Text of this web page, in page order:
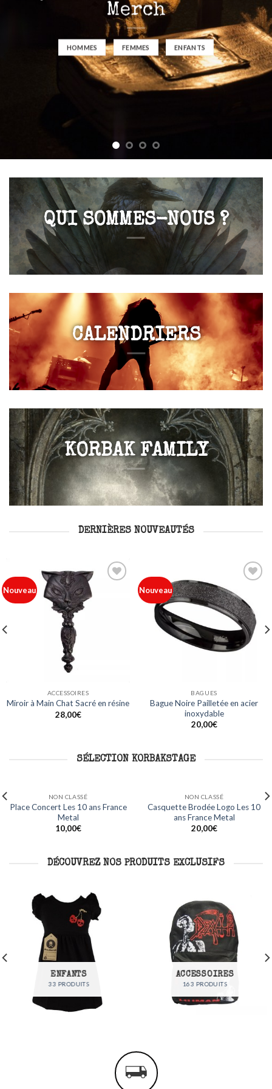
Merch
HOMMES FEMMES ENFANTS
QUI SOMMES-NOUS ?
CALENDRIERS
KORBAK FAMILY
DERNIÈRES NOUVEAUTÉS
Nouveau
ACCESSOIRES
Miroir à Main Chat Sacré en résine
28,00€
Nouveau
à ma
liste
BAGUES
Bague Noire Pailletée en acier
inoxydable
20,00€
SÉLECTION KORBAKSTAGE
NON CLASSÉ
Mug Logo Les 10 ans France
Metal
12,00
NON CLASSÉ
Sweat Capuche Logo Les 10
France Metal
35,00
DÉCOUVREZ NOS PRODUITS EXCLUSIFS
ENFANTS
33 PRODUITS
ACCESSOIRES
163 PRODUITS